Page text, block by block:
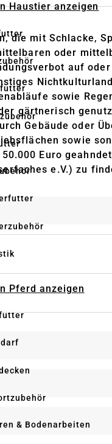
Haustier anzeigen
Pferd anzeigen
& Bodenarbeiten
die mit Schlacke,
oder
auf
sowie
gärtnerisch
Gebäude oder
sowie
Euro
e.V.) zu